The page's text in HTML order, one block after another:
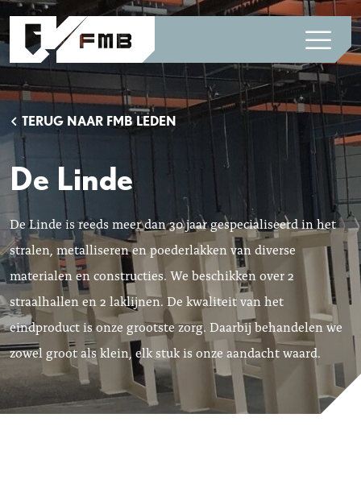
TERUG NAAR FMB LEDEN
De Linde
De Linde is reeds meer dan 30 jaar gespecialiseerd in het
stralen, metalliseren en poederlakken van diverse
materialen en constructies. We beschikken over 2
straalhallen en 2 laklijnen. De kwaliteit van het
eindproduct is onze grootste zorg. Daarbij behandelen we
zowel groot als klein, elk stuk is onze aandacht waard.